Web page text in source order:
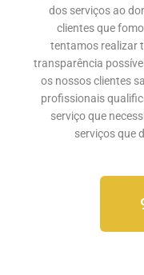
dos serviços ao
clientes que
tentamos realizar
transparência
os nossos clientes
profissionais
serviço que
serviçosque